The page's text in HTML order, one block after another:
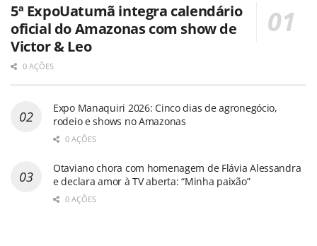
5ª ExpoUatumã integra calendário
oficial do Amazonas com show de
Victor & Leo
0 AÇÕES
Expo Manaquiri 2026: Cinco dias de agronegócio,
rodeio e shows no Amazonas
0 AÇÕES
Otaviano chora com homenagem de Flávia Alessandra
e declara amor à TV aberta: “Minha paixão”
0 AÇÕES